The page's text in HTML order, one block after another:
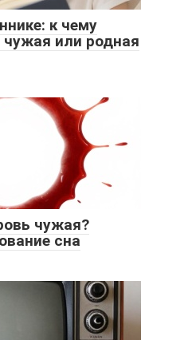
к чему
чужая или родная
чужая?
сна